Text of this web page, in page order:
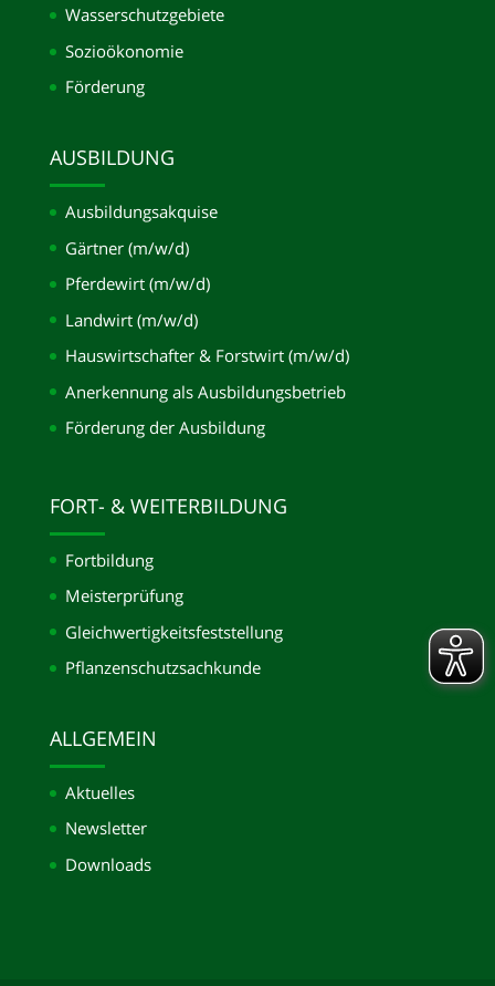
Wasserschutzgebiete
Sozioökonomie
Förderung
AUSBILDUNG
Ausbildungsakquise
Gärtner (m/w/d)
Pferdewirt (m/w/d)
Landwirt (m/w/d)
Hauswirtschafter & Forstwirt (m/w/d)
Anerkennung als Ausbildungsbetrieb
Förderung der Ausbildung
FORT- & WEITERBILDUNG
Fortbildung
Meisterprüfung
Gleichwertigkeits­feststellung
Pflanzenschutzsachkunde
ALLGEMEIN
Aktuelles
Newsletter
Downloads